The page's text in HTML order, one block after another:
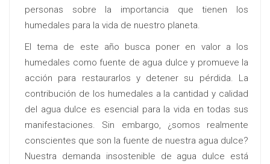
personas sobre la importancia que tienen los
humedales para la vida de nuestro planeta.
El tema de este año busca poner en valor a los
humedales como fuente de agua dulce y promueve la
acción para restaurarlos y detener su pérdida. La
contribución de los humedales a la cantidad y calidad
del agua dulce es esencial para la vida en todas sus
manifestaciones. Sin embargo, ¿somos realmente
conscientes que son la fuente de nuestra agua dulce?
Nuestra demanda insostenible de agua dulce está